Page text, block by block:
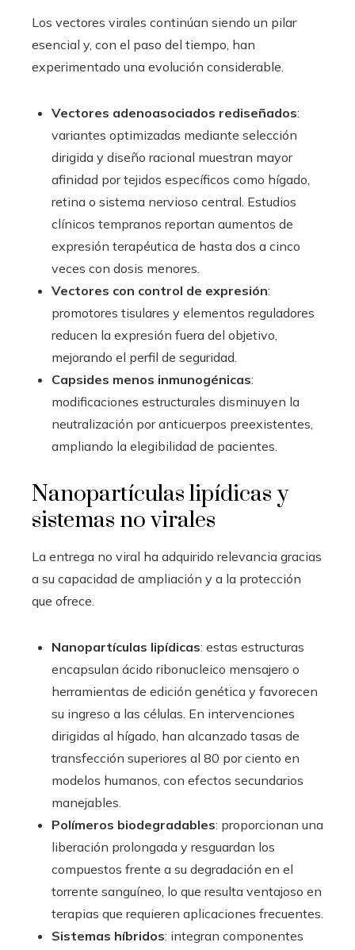
Los vectores virales continúan siendo un pilar
esencial y, con el paso del tiempo, han
experimentado una evolución considerable.
Vectores adenoasociados rediseñados:
variantes optimizadas mediante selección
dirigida y diseño racional muestran mayor
afinidad por tejidos específicos como hígado,
retina o sistema nervioso central. Estudios
clínicos tempranos reportan aumentos de
expresión terapéutica de hasta dos a cinco
veces con dosis menores.
Vectores con control de expresión:
promotores tisulares y elementos reguladores
reducen la expresión fuera del objetivo,
mejorando el perfil de seguridad.
Capsides menos inmunogénicas:
modificaciones estructurales disminuyen la
neutralización por anticuerpos preexistentes,
ampliando la elegibilidad de pacientes.
Nanopartículas lipídicas y
sistemas no virales
La entrega no viral ha adquirido relevancia gracias
a su capacidad de ampliación y a la protección
que ofrece.
Nanopartículas lipídicas: estas estructuras
encapsulan ácido ribonucleico mensajero o
herramientas de edición genética y favorecen
su ingreso a las células. En intervenciones
dirigidas al hígado, han alcanzado tasas de
transfección superiores al 80 por ciento en
modelos humanos, con efectos secundarios
manejables.
Polímeros biodegradables: proporcionan una
liberación prolongada y resguardan los
compuestos frente a su degradación en el
torrente sanguíneo, lo que resulta ventajoso en
terapias que requieren aplicaciones frecuentes.
Sistemas híbridos: integran componentes